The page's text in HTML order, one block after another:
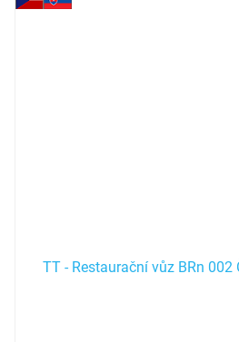
TT - Restaurační vůz BRn 002